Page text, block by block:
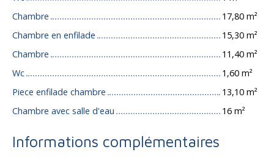
Chambre
17,80 m²
Chambre en enfilade
15,30 m²
Chambre
11,40 m²
Wc
1,60 m²
Piece enfilade chambre
13,10 m²
Chambre avec salle d'eau
16 m²
Informations complémentaires